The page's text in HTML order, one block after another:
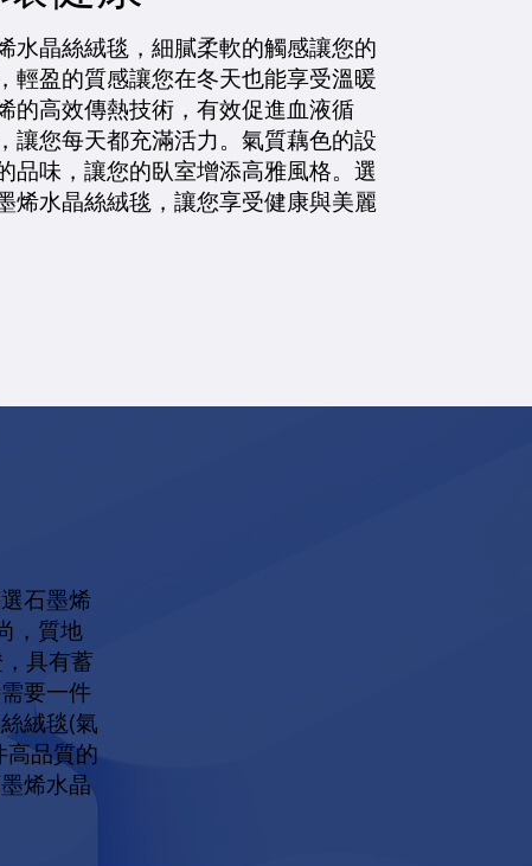
水晶絲絨毯，細膩柔軟的觸感讓您的
輕盈的質感讓您在冬天也能享受溫暖
的高效傳熱技術，有效促進血液循
讓您每天都充滿活力。氣質藕色的設
品味，讓您的臥室增添高雅風格。選
烯水晶絲絨毯，讓您享受健康與美麗
石墨烯
，質地
具有蓄
要一件
絨毯(氣
高品質的
烯水晶